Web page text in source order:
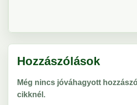
Hozzászólások
Még nincs jóváhagyott
cikknél.